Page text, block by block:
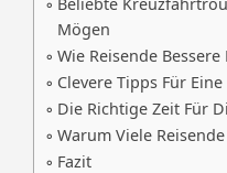
Mögen
Wie Reisende
Clevere Tipps Für
Die Richtige Zeit Für
Warum Viele
Fazit